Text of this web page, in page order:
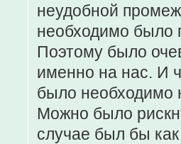
неудобной
необходимо было
Поэтому было
именно на нас. И
было необходимо
Можно было
случае был бы